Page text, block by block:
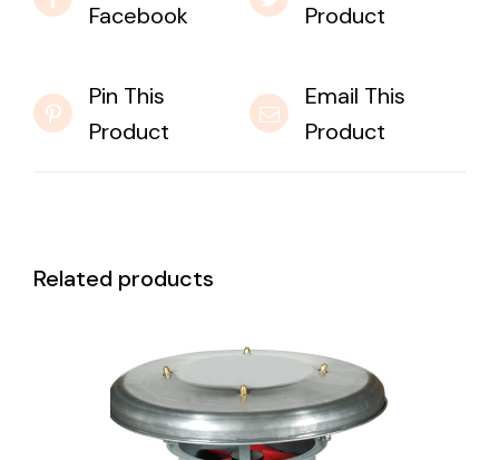
Facebook Product
Pin This
Product
Email This
Product
Related products